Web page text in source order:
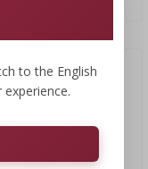
to the English